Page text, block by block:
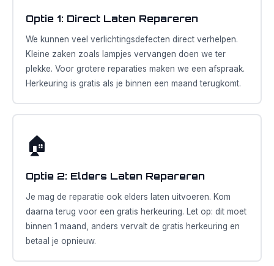
Optie 1: Direct Laten Repareren
We kunnen veel verlichtingsdefecten direct verhelpen.
Kleine zaken zoals lampjes vervangen doen we ter
plekke. Voor grotere reparaties maken we een afspraak.
Herkeuring is gratis als je binnen een maand terugkomt.
🏠
Optie 2: Elders Laten Repareren
Je mag de reparatie ook elders laten uitvoeren. Kom
daarna terug voor een gratis herkeuring. Let op: dit moet
binnen 1 maand, anders vervalt de gratis herkeuring en
betaal je opnieuw.